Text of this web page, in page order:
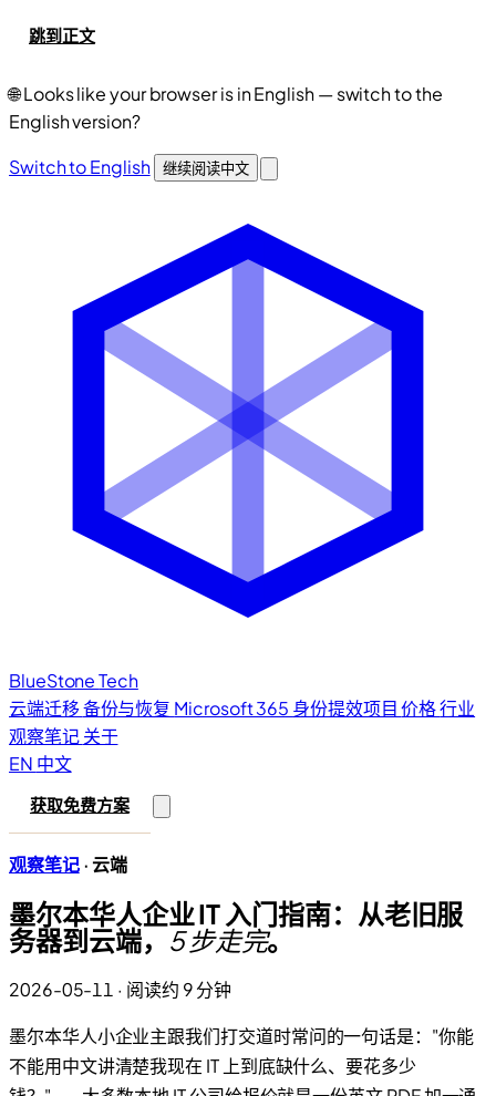
跳到正文
🌐Looks like your browser is in English — switch to the
English version?
Switch to English
继续阅读中文
BlueStoneTech
云端迁移备份与恢复 Microsoft 365 身份提效项目价格行业
观察笔记关于
EN 中文
获取免费方案
观察笔记· 云端
墨尔本华人企业 IT 入门指南：从老旧服
务器到云端， 5 步走完。
2026-05-11 · 阅读约 9 分钟
墨尔本华人小企业主跟我们打交道时常问的一句话是："你能
不能用中文讲清楚我现在 IT 上到底缺什么、要花多少